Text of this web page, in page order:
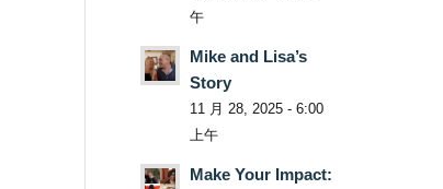
午
Mike and Lisa’s
Story
11 月 28, 2025 - 6:00
上午
Make Your Impact: